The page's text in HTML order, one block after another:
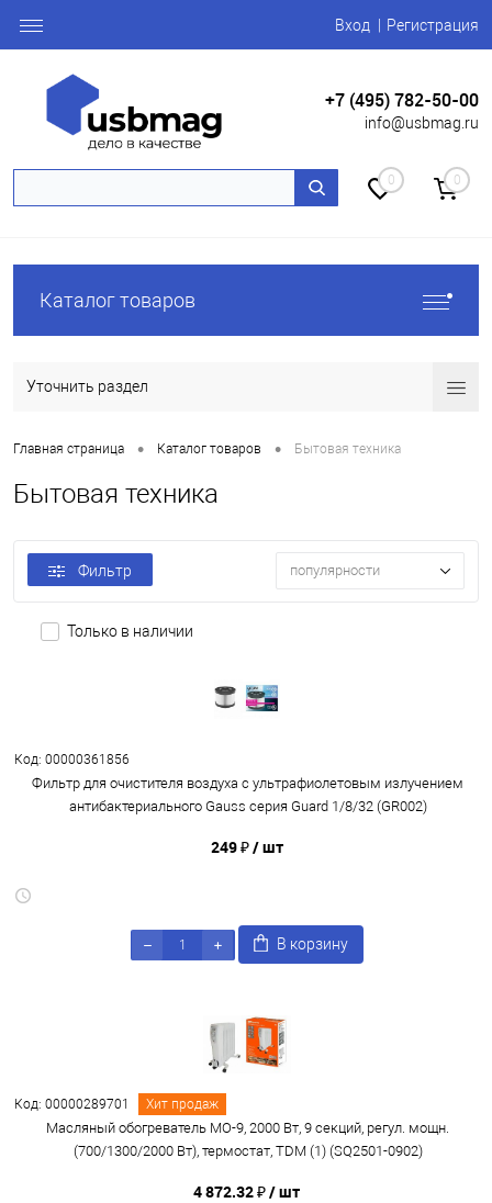
Вход Регистрация
+7 (495) 782-50-00
info@usbmag.ru
0 0
Каталог товаров
Уточнить раздел
Главная страница • Каталог товаров • Бытовая техника
Бытовая техника
Фильтр популярности
Только в наличии
Код: 00000361856
Фильтр для очистителя воздуха с ультрафиолетовым излучением
антибактериального Gauss серия Guard 1/8/32 (GR002)
249 ₽/ шт
В корзину
Код: 00000289701 Хит продаж
Масляный обогреватель МО-9, 2000 Вт, 9 секций, регул. мощн.
(700/1300/2000 Вт), термостат, TDM (1) (SQ2501-0902)
4 872.32 ₽/ шт